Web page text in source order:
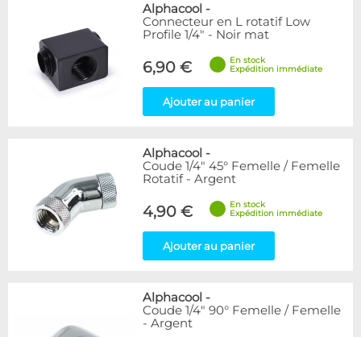
Alphacool -
Connecteur en L rotatif Low
Profile 1/4" - Noir mat
6,90 €
En stock
Expédition immédiate
Ajouter au panier
Alphacool -
Coude 1/4" 45° Femelle / Femelle
Rotatif - Argent
4,90 €
En stock
Expédition immédiate
Ajouter au panier
Alphacool -
Coude 1/4" 90° Femelle / Femelle
- Argent